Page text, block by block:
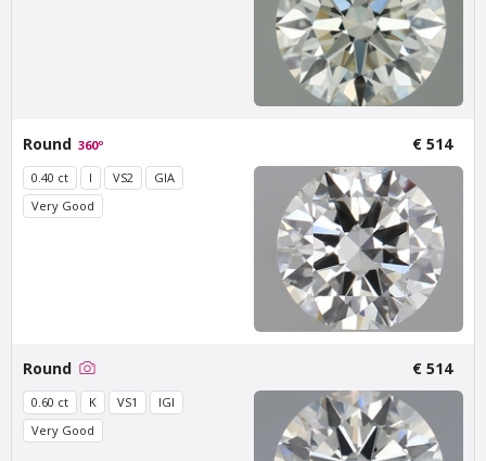
€ 500excl. VAT
Van Amstel Cornelis
Schuyt
Round 360º € 514
0.40 ct I VS2
GIA
Very Good
Round € 514
0.60 ct K VS1
IGI
Very Good